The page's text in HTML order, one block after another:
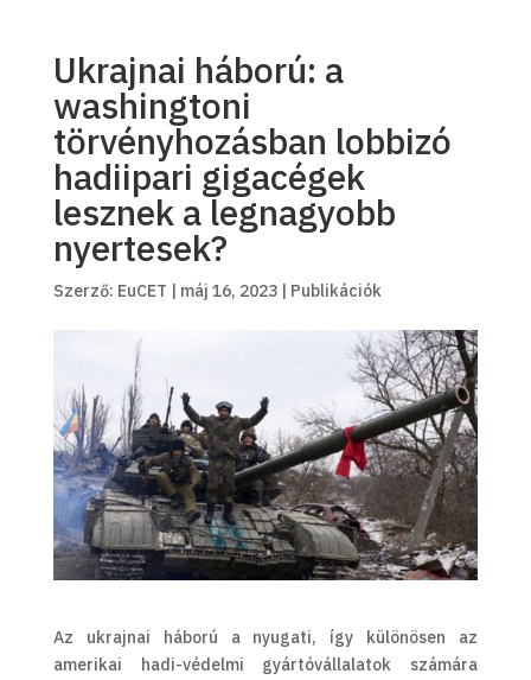
Ukrajnai háború: a
washingtoni
törvényhozásban lobbizó
hadiipari gigacégek
lesznek a legnagyobb
nyertesek?
Szerző: EuCET | máj 16, 2023| Publikációk
Az ukrajnai háború a nyugati, így különösen az
amerikai hadi-védelmi gyártóvállalatok számára